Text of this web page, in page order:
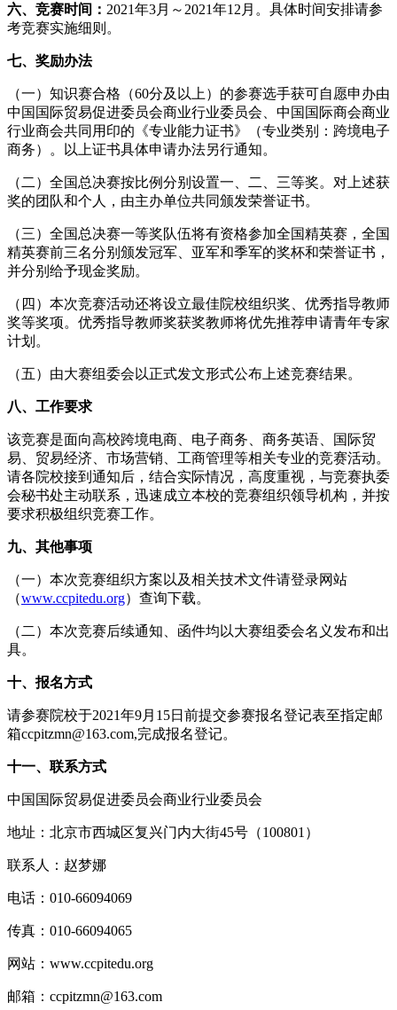
六、竞赛时间： 2021年3月～2021年12月。具体时间安排请参
考竞赛实施细则。
七、奖励办法
（一）知识赛合格（60分及以上）的参赛选手获可自愿申办由
中国国际贸易促进委员会商业行业委员会、中国国际商会商业
行业商会共同用印的《专业能力证书》（专业类别：跨境电子
商务）。以上证书具体申请办法另行通知。
（二）全国总决赛按比例分别设置一、二、三等奖。对上述获
奖的团队和个人，由主办单位共同颁发荣誉证书。
（三）全国总决赛一等奖队伍将有资格参加全国精英赛，全国
精英赛前三名分别颁发冠军、亚军和季军的奖杯和荣誉证书，
并分别给予现金奖励。
（四）本次竞赛活动还将设立最佳院校组织奖、优秀指导教师
奖等奖项。优秀指导教师奖获奖教师将优先推荐申请青年专家
计划。
（五）由大赛组委会以正式发文形式公布上述竞赛结果。
八、工作要求
该竞赛是面向高校跨境电商、电子商务、商务英语、国际贸
易、贸易经济、市场营销、工商管理等相关专业的竞赛活动。
请各院校接到通知后，结合实际情况，高度重视，与竞赛执委
会秘书处主动联系，迅速成立本校的竞赛组织领导机构，并按
要求积极组织竞赛工作。
九、其他事项
（一）本次竞赛组织方案以及相关技术文件请登录网站
（www.ccpitedu.org）查询下载。
（二）本次竞赛后续通知、函件均以大赛组委会名义发布和出
具。
十、报名方式
请参赛院校于2021年9月15日前提交参赛报名登记表至指定邮
箱ccpitzmn@163.com,完成报名登记。
十一、联系方式
中国国际贸易促进委员会商业行业委员会
地址：北京市西城区复兴门内大街45号（100801）
联系人：赵梦娜
电话：010-66094069
传真：010-66094065
网站：www.ccpitedu.org
邮箱：ccpitzmn@163.com